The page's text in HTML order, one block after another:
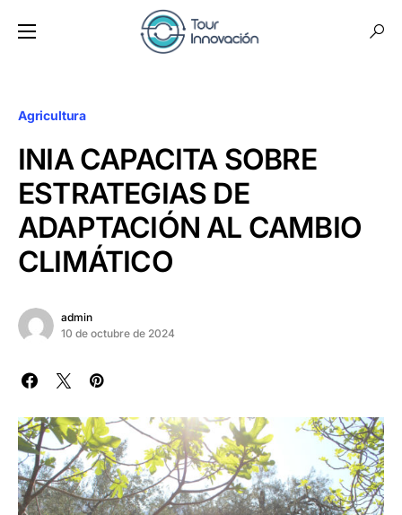
Agricultura
INIA CAPACITA SOBRE
ESTRATEGIAS DE
ADAPTACIÓN AL CAMBIO
CLIMÁTICO
admin
10 de octubre de 2024